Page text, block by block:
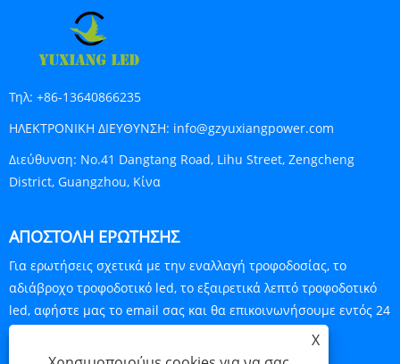
Τηλ: +86-13640866235
ΗΛΕΚΤΡΟΝΙΚΗ ΔΙΕΥΘΥΝΣΗ: info@gzyuxiangpower.com
Διεύθυνση: No.41 Dangtang Road, Lihu Street, Zengcheng
District, Guangzhou, Κίνα
ΑΠΟΣΤΟΛΉ ΕΡΏΤΗΣΗΣ
Για ερωτήσεις σχετικά με την εναλλαγή τροφοδοσίας, το
αδιάβροχο τροφοδοτικό led, το εξαιρετικά λεπτό τροφοδοτικό
led, αφήστε μας το email σας και θα επικοινωνήσουμε εντός 24
ωρών.
X